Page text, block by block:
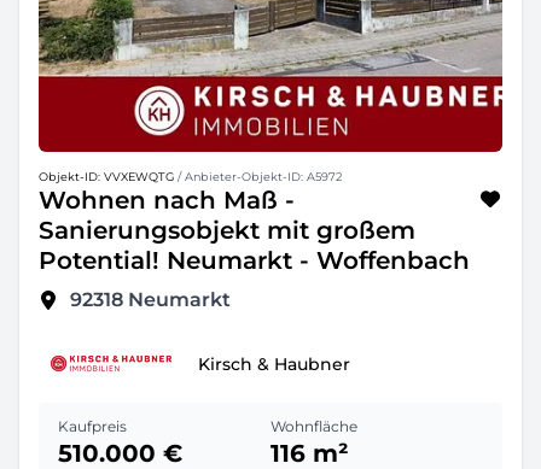
Objekt-ID: VVXEWQTG / Anbieter-Objekt-ID: A5972
Wohnen nach Maß -
Sanierungsobjekt mit großem
Potential! Neumarkt - Woffenbach
92318 Neumarkt
Kirsch & Haubner
Kaufpreis
510.000 €
Wohnfläche
116 m²